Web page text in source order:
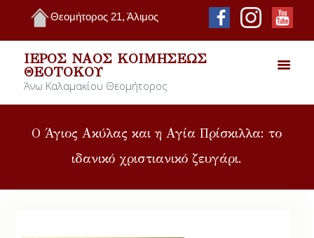
Θεομήτορος 21, Άλιμος
ΙΕΡΌΣ ΝΑΌΣ ΚΟΙΜΉΣΕΩΣ
ΘΕΟΤΌΚΟΥ
Άνω Καλαμακίου Θεομήτορος
Ο Άγιος Ακύλας και η Αγία Πρίσκιλλα: το
ιδανικό χριστιανικό ζευγάρι.